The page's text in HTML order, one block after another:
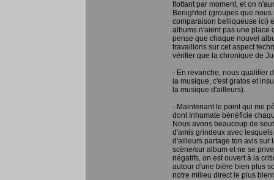
flottant par moment, et on
Benighted (groupes que
comparaison belliqueuse ici)
albums n'aient pas une place
pense que chaque nouvel
travaillons sur cet aspect
vérifier que la chronique de
- En revanche, nous qualifier
la musique, c'est gratos et
la musique d'ailleurs).
- Maintenant le point qui me
dont Inhumate bénéficie
Nous avons beaucoup de
d'amis grindeux avec
d'ailleurs partage ton avis sur
scène/sur album et ne se
négatifs, on est ouvert à la
autour d'une bière bien plus
notre milieu direct le plus